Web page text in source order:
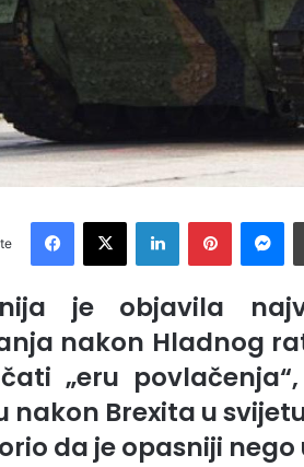
je objavila
nakon Hladnog
„eru
nakon Brexita u
da je opasniji